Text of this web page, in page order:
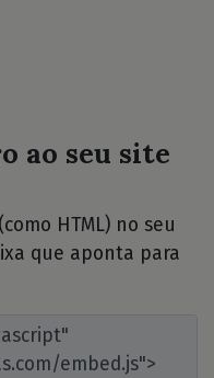
ao seu site
HTML) no seu
que aponta para